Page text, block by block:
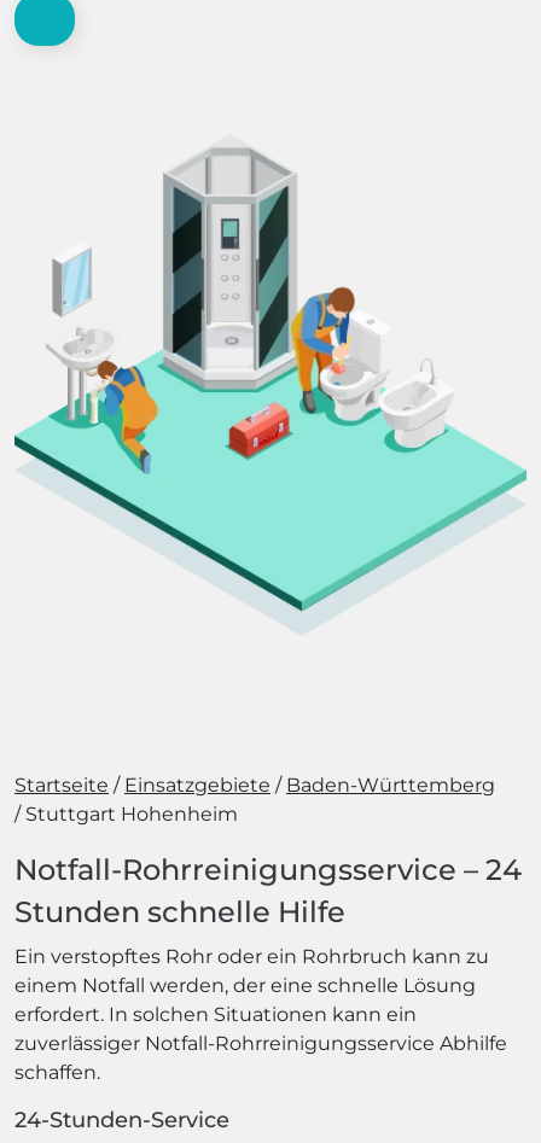
Startseite Einsatzgebiete
Baden-Württemberg
Stuttgart Hohenheim
Notfall-Rohrreinigungsservice – 24
Stunden schnelle Hilfe
Ein verstopftes Rohr oder ein Rohrbruch kann zu
einem Notfall werden, der eine schnelle Lösung
erfordert. In solchen Situationen kann ein
zuverlässiger Notfall-Rohrreinigungsservice Abhilfe
schaffen.
24-Stunden-Service